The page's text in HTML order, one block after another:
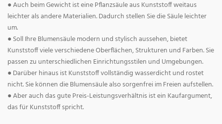
● Auch beim Gewicht ist eine Pflanzsäule aus Kunststoff weitaus
leichter als andere Materialien. Dadurch stellen Sie die Säule leichter
um.
● Soll Ihre Blumensäule modern und stylisch aussehen, bietet
Kunststoff viele verschiedene Oberflächen, Strukturen und Farben. Sie
passen zu unterschiedlichen Einrichtungsstilen und Umgebungen.
● Darüber hinaus ist Kunststoff vollständig wasserdicht und rostet
nicht. Sie können die Blumensäule also sorgenfrei im Freien aufstellen.
● Aber auch das gute Preis-Leistungsverhältnis ist ein Kaufargument,
das für Kunststoff spricht.